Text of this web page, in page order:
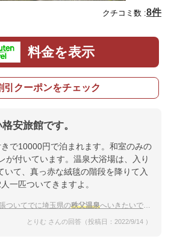
クチコミ数 :8件
料金を表示
引クーポンをチェック
安旅館です。
で10000円で泊まれます。和室のみの
が付いています。温泉大浴場は、入り
いて、真っ赤な絨毯の階段を降りて入
一匹ついてきますよ。
ついてでに埼玉県の秩父温泉へいきたいです。1泊10000円以下で安いところを希望です。
とりむ さんの回答（投稿日：2022/9/14 ）